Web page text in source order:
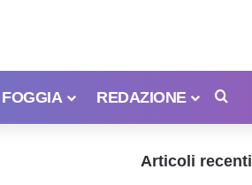
FOGGIA REDAZIONE
Articoli recenti